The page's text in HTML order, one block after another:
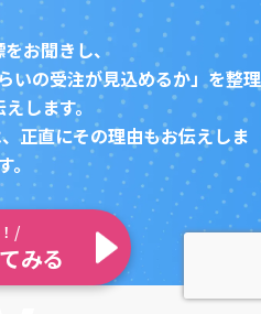
お聞きし、
いの受注が見込めるか」を整理
します。
正直にその理由もお伝えしま
す。
/
みる